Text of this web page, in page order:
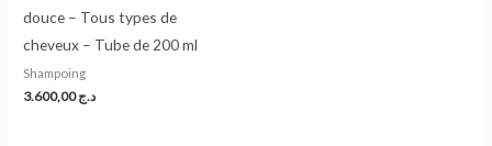
douce – Tous types de
cheveux – Tube de 200 ml
Shampoing
د.ج3.600,00